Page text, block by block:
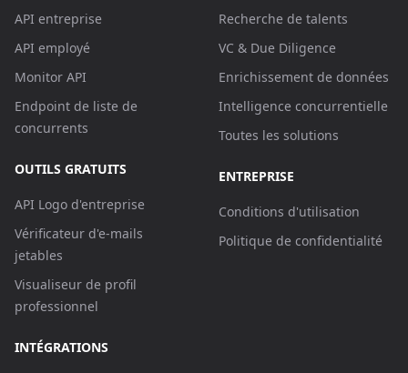
API entreprise
API employé
Monitor API
Endpoint de liste de
concurrents
OUTILS GRATUITS
API Logo d'entreprise
Vérificateur d'e-mails
jetables
Visualiseur de profil
professionnel
INTÉGRATIONS
Recherche de talents
VC & Due Diligence
Enrichissement de données
Intelligence concurrentielle
Toutes les solutions
ENTREPRISE
Conditions d'utilisation
Politique de confidentialité